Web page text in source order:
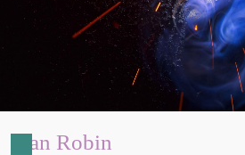
Jean Robin